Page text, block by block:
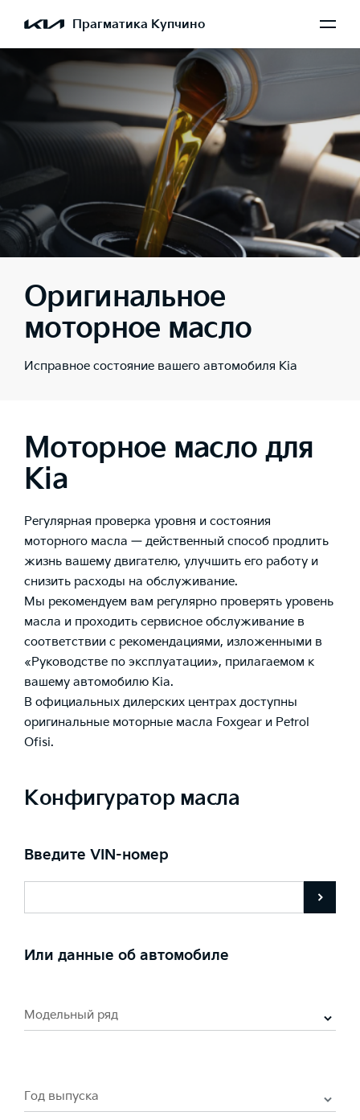
Прагматика Купчино
Оригинальное
моторное масло
Исправное состояние вашего автомобиля Kia
Моторное масло для
Kia
Регулярная проверка уровня и состояния
моторного масла — действенный способ продлить
жизнь вашему двигателю, улучшить его работу и
снизить расходы на обслуживание.
Мы рекомендуем вам регулярно проверять уровень
масла и проходить сервисное обслуживание в
соответствии с рекомендациями, изложенными в
«Руководстве по эксплуатации», прилагаемом к
вашему автомобилю Kia.
В официальных дилерских центрах доступны
оригинальные моторные масла Foxgear и Petrol
Ofisi.
Конфигуратор масла
Введите VIN-номер
Или данные об автомобиле
Модельный ряд
Год выпуска